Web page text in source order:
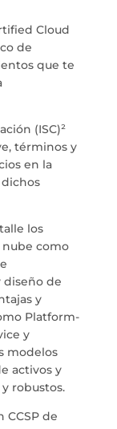
Cloud
de
que te
(ISC)²
términos y
en la
los
como
de
y
Platform-
y
modelos
activos y
robustos.
CCSP de